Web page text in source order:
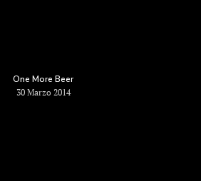
One More Beer
30 Marzo 2014